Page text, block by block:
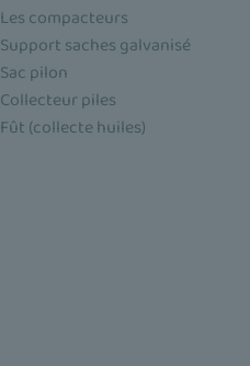
Les compacteurs
Support saches galvanisé
Sac pilon
Collecteur piles
Fût (collecte huiles)